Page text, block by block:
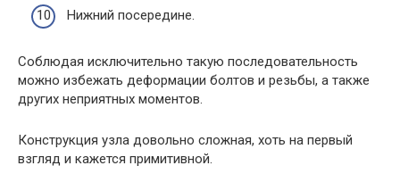
Нижний посередине.
Соблюдая исключительно такую последовательность
можно избежать деформации болтов и резьбы, а также
других неприятных моментов.
Конструкция узла довольно сложная, хоть на первый
взгляд и кажется примитивной.